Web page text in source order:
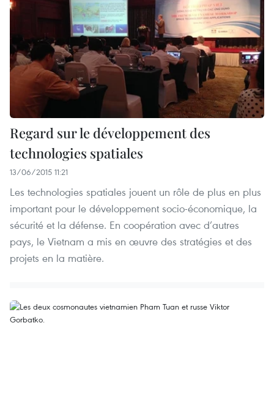
Regard sur le développement des
technologies spatiales
13/06/2015 11:21
Les technologies spatiales jouent un rôle de plus en plus
important pour le développement socio-économique, la
sécurité et la défense. En coopération avec d’autres
pays, le Vietnam a mis en œuvre des stratégies et des
projets en la matière.